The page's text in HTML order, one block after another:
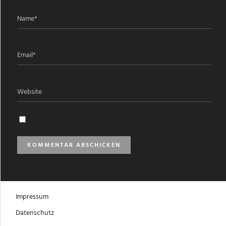
Impressum
Datenschutz